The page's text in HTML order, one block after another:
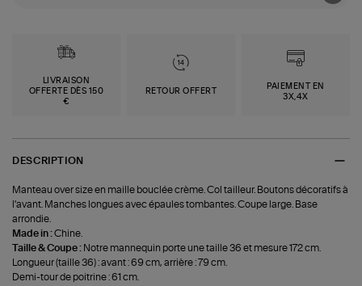
LIVRAISON
OFFERTE DÈS 150
€
RETOUR OFFERT
PAIEMENT EN
3X,4X
DESCRIPTION
Manteau over size en maille bouclée crème. Col tailleur. Boutons décoratifs à
l'avant. Manches longues avec épaules tombantes. Coupe large. Base
arrondie.
Made in :Chine.
Taille & Coupe : Notre mannequin porte une taille 36 et mesure 172 cm.
Longueur (taille 36) : avant : 69 cm, arrière : 79 cm.
Demi-tour de poitrine : 61 cm.